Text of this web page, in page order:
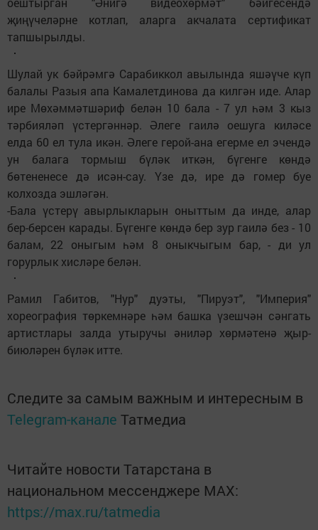
җиңүчеләрне котлап, аларга акчалата сертификат
тапшырылды.
Шулай ук бәйрәмгә Сарабиккол авылында яшәүче күп
балалы Разыя апа Камалетдинова да килгән иде. Алар
ире Мөхәммәтшәриф белән 10 бала - 7 ул һәм 3 кыз
тәрбияләп үстергәннәр. Әлеге гаилә оешуга киләсе
елда 60 ел тула икән. Әлеге герой-ана егерме ел эчендә
ун балага тормыш бүләк иткән, бүгенге көндә
бөтененесе дә исән-сау. Үзе дә, ире дә гомер буе
колхозда эшләгән.
-Бала үстерү авырлыкларын оныттым да инде, алар
бер-берсен карады. Бүгенге көндә бер зур гаилә без - 10
балам, 22 оныгым һәм 8 оныкчыгым бар, - ди ул
горурлык хисләре белән.
Рамил Габитов, "Нур" дуэты, "Пируэт", "Империя"
хореография төркемнәре һәм башка үзешчән сәнгать
артистлары залда утыручы әниләр хөрмәтенә җыр-
биюләрен бүләк итте.
Следите за самым важным и интересным в
Telegram-канале Татмедиа
Читайте новости Татарстана в
национальном мессенджере MАХ:
https://max.ru/tatmedia